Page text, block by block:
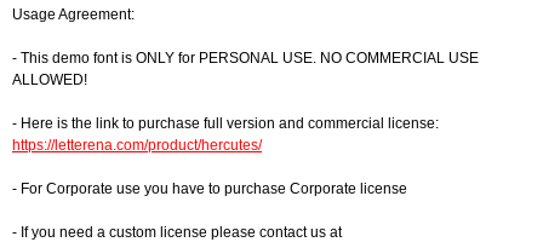
Usage Agreement:
- This demo font is ONLY for PERSONAL USE. NO COMMERCIAL USE
ALLOWED!
- Here is the link to purchase full version and commercial license:
https://letterena.com/product/hercutes/
- For Corporate use you have to purchase Corporate license
- If you need a custom license please contact us at